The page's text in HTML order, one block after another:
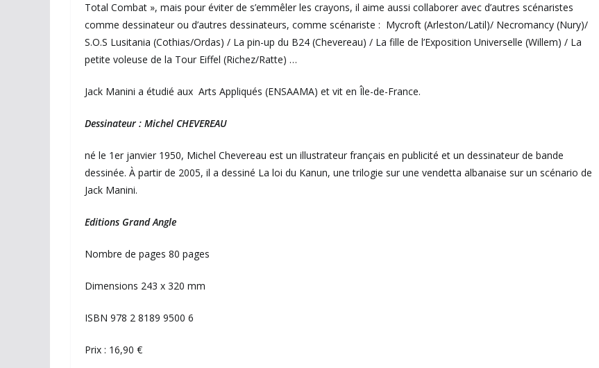
Total Combat », mais pour éviter de s’emmêler les crayons, il aime aussi collaborer avec d’autres scénaristes
comme dessinateur ou d’autres dessinateurs, comme scénariste : Mycroft (Arleston/Latil)/ Necromancy (Nury)/
S.O.S Lusitania (Cothias/Ordas) / La pin-up du B24 (Chevereau) / La fille de l’Exposition Universelle (Willem) / La
petite voleuse de la Tour Eiffel (Richez/Ratte) …
Jack Manini a étudié aux Arts Appliqués (ENSAAMA) et vit en Île-de-France.
Dessinateur : Michel CHEVEREAU
né le 1er janvier 1950, Michel Chevereau est un illustrateur français en publicité et un dessinateur de bande
dessinée. À partir de 2005, il a dessiné La loi du Kanun, une trilogie sur une vendetta albanaise sur un scénario de
Jack Manini.
Editions Grand Angle
Nombre de pages 80 pages
Dimensions 243 x 320 mm
ISBN 978 2 8189 9500 6
Prix : 16,90 €